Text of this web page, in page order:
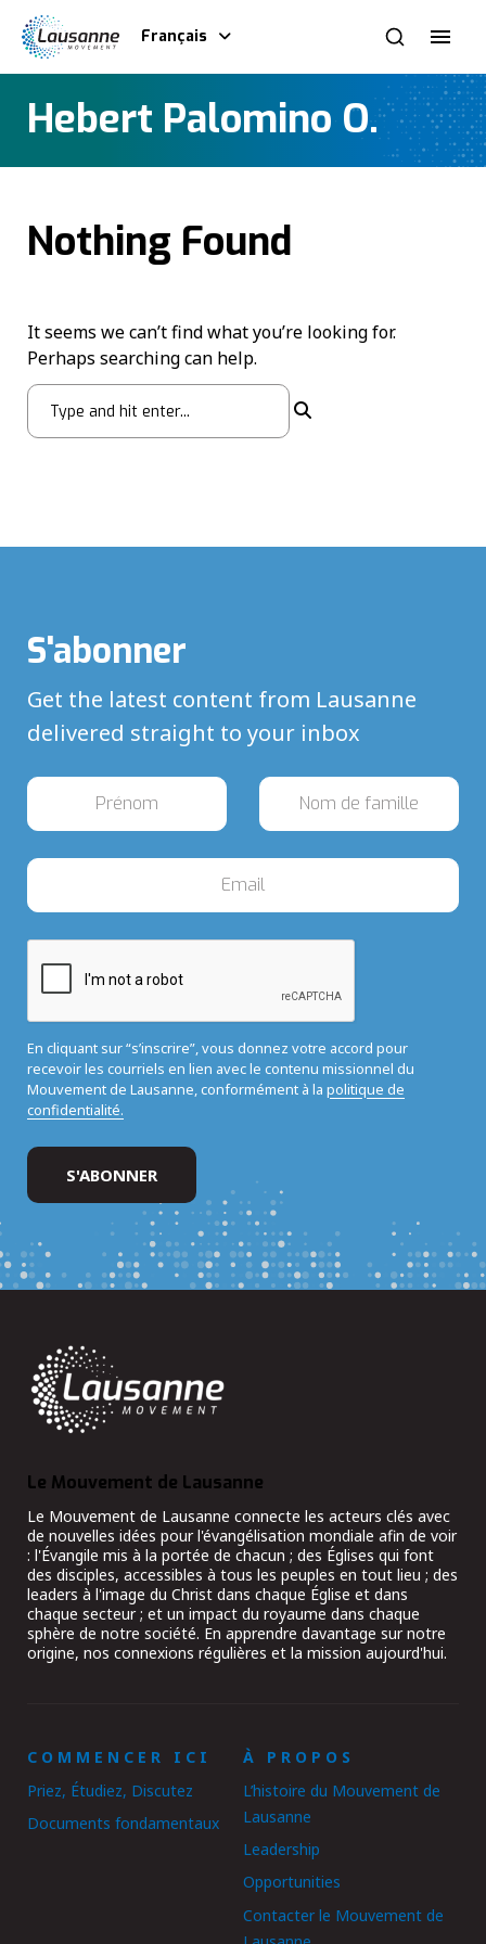
Français
Hebert Palomino O.
Nothing Found
It seems we can’t find what you’re looking for.
Perhaps searching can help.
S'abonner
Get the latest content from Lausanne
delivered straight to your inbox
En cliquant sur “s’inscrire”, vous donnez votre accord pour
recevoir les courriels en lien avec le contenu missionnel du
Mouvement de Lausanne, conformément à la politique de
confidentialité.
Le Mouvement de Lausanne
Le Mouvement de Lausanne connecte les acteurs clés avec
de nouvelles idées pour l'évangélisation mondiale afin de voir
: l'Évangile mis à la portée de chacun ; des Églises qui font
des disciples, accessibles à tous les peuples en tout lieu ; des
leaders à l'image du Christ dans chaque Église et dans
chaque secteur ; et un impact du royaume dans chaque
sphère de notre société. En apprendre davantage sur notre
origine, nos connexions régulières et la mission aujourd'hui.
COMMENCER ICI
Priez, Étudiez, Discutez
Documents fondamentaux
À PROPOS
L’histoire du Mouvement de
Lausanne
Leadership
Opportunities
Contacter le Mouvement de